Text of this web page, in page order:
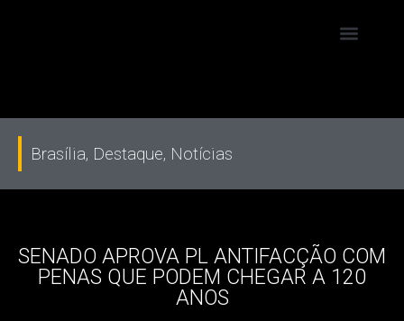
Brasília, Destaque, Notícias
SENADO APROVA PL ANTIFACÇÃO COM
PENAS QUE PODEM CHEGAR A 120
ANOS